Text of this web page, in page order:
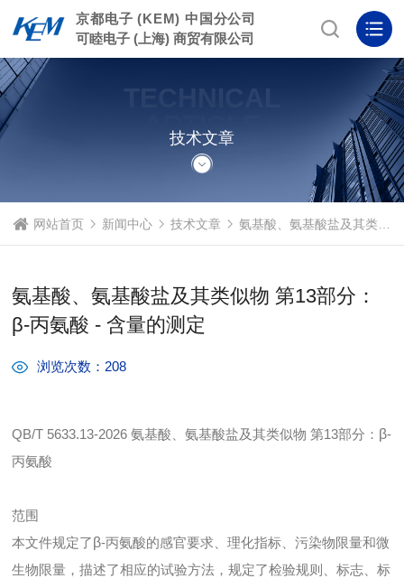
京都电子 (KEM) 中国分公司
可睦电子 (上海) 商贸有限公司
ARTICLE
技术文章
网站首页 新闻中心 技术文章 氨基酸、氨基酸盐及其类似物 第13部分：β-丙氨酸 - 含量的测定
氨基酸、氨基酸盐及其类似物 第13部分：
β-丙氨酸 - 含量的测定
浏览次数：208
QB/T 5633.13-2026 氨基酸、氨基酸盐及其类似物 第13部分： β-
丙氨酸
范围
本文件规定了β-丙氨酸的感官要求、理化指标、污染物限量和微
生物限量，描述了相应的试验方法，规定了检验规则、标志、标